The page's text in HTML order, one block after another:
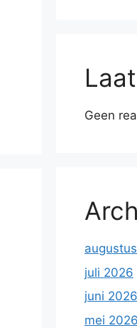
Geen
juli 2026
juni 2026
mei 2026